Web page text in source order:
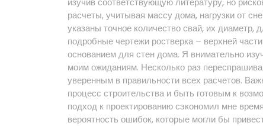
расчеты, учитывая массу дома, нагрузки от
указаны точное количество свай, их диаметр,
подробные чертежи ростверка – верхней
основанием для стен дома. Я внимательно
моим ожиданиям. Несколько раз
уверенным в правильности всех расчетов.
процесс строительства и быть готовым к
подход к проектированию сэкономил мне
вероятность ошибок, которые могли бы